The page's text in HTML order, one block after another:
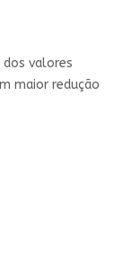
valores
maior redução